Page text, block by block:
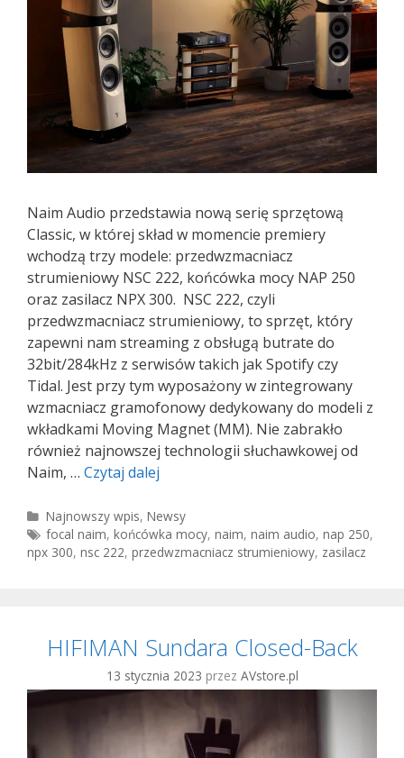
Naim Audio przedstawia nową serię sprzętową
Classic, w której skład w momencie premiery
wchodzą trzy modele: przedwzmacniacz
strumieniowy NSC 222, końcówka mocy NAP 250
oraz zasilacz NPX 300. NSC 222, czyli
przedwzmacniacz strumieniowy, to sprzęt, który
zapewni nam streaming z obsługą butrate do
32bit/284kHz z serwisów takich jak Spotify czy
Tidal. Jest przy tym wyposażony w zintegrowany
wzmacniacz gramofonowy dedykowany do modeli z
wkładkami Moving Magnet (MM). Nie zabrakło
również najnowszej technologii słuchawkowej od
Naim, … Czytaj dalej
NSC
222,
NAP
Kategorie
Najnowszy wpis,Newsy
Tagi
focal naim,końcówka mocy,naim,naim audio,nap 250,
npx 300, nsc 222, przedwzmacniacz strumieniowy, zasilacz
HIFIMAN Sundara Closed-Back
13 stycznia 2023 przez AVstore.pl